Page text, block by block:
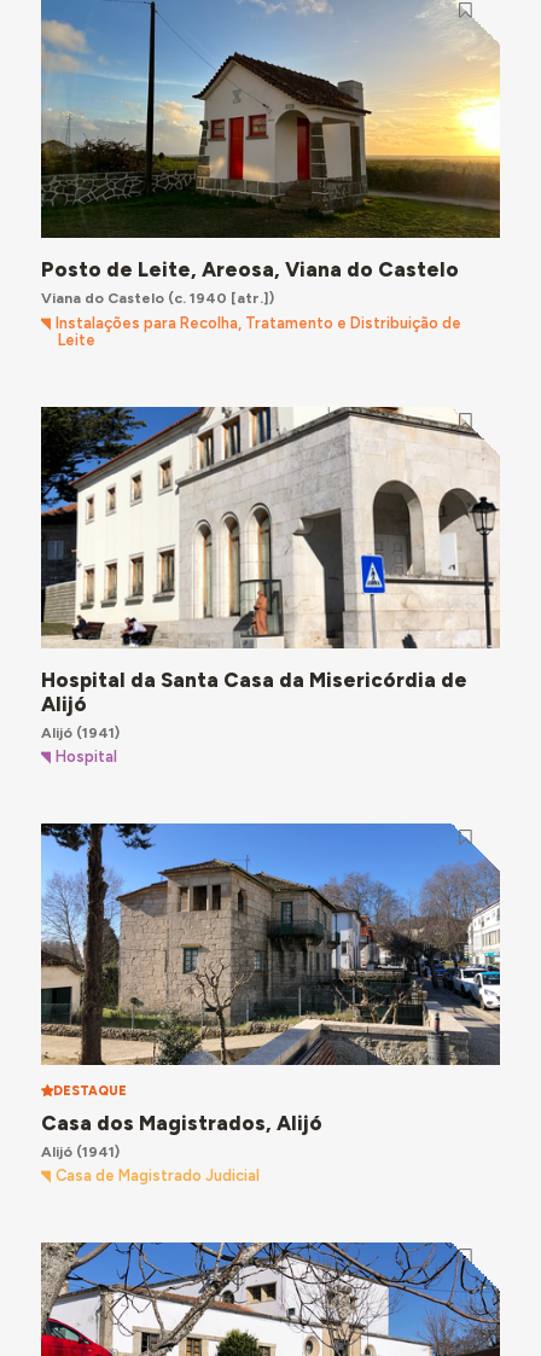
Posto de Leite, Areosa, Viana do Castelo
Viana do Castelo(c. 1940 [atr.])
Instalações para Recolha, Tratamento e Distribuição de
Leite
Hospital da Santa Casa da Misericórdia de
Alijó
Alijó(1941)
Hospital
DESTAQUE
Casa dos Magistrados, Alijó
Alijó(1941)
Casa de Magistrado Judicial